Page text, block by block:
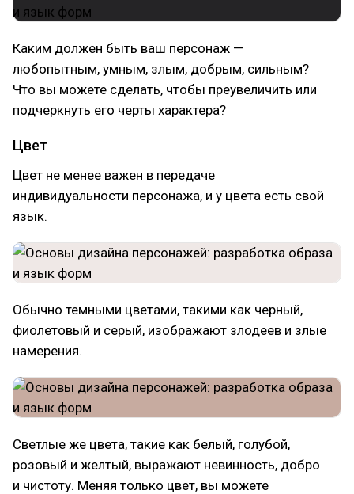
Каким должен быть ваш персонаж —
любопытным, умным, злым, добрым, сильным?
Что вы можете сделать, чтобы преувеличить или
подчеркнуть его черты характера?
Цвет
Цвет не менее важен в передаче
индивидуальности персонажа, и у цвета есть свой
язык.
Обычно темными цветами, такими как черный,
фиолетовый и серый, изображают злодеев и злые
намерения.
Светлые же цвета, такие как белый, голубой,
розовый и желтый, выражают невинность, добро
и чистоту. Меняя только цвет, вы можете